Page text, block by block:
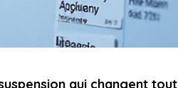
qui changent tout